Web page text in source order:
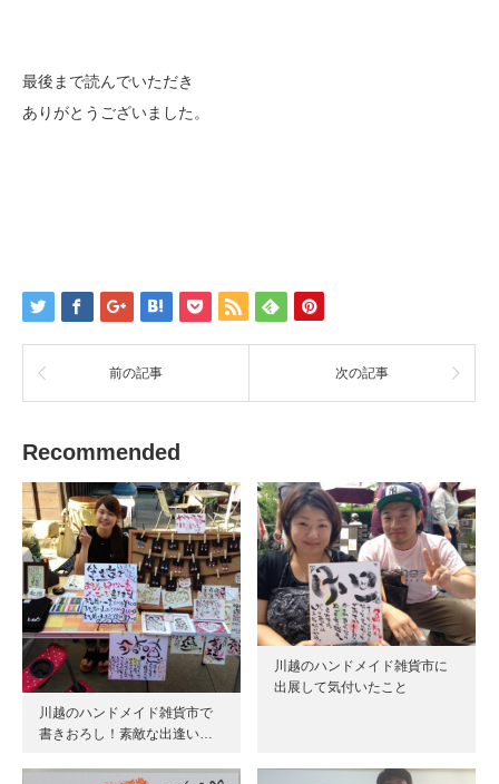
最後まで読んでいただき
ありがとうございました。
前の記事 次の記事
Recommended
川越のハンドメイド雑貨市で
書きおろし！素敵な出逢い…
川越のハンドメイド雑貨市に
出展して気付いたこと